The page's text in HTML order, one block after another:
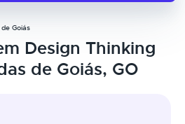
Goiás
Design Thinking
de Goiás, GO